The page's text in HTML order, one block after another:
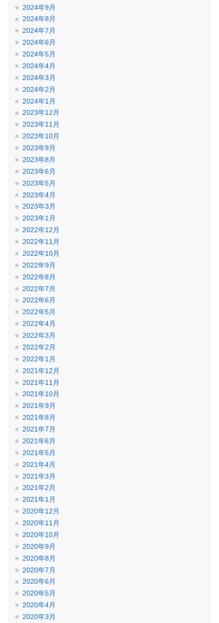
2024年9月
2024年8月
2024年7月
2024年6月
2024年5月
2024年4月
2024年3月
2024年2月
2024年1月
2023年12月
2023年11月
2023年10月
2023年9月
2023年8月
2023年6月
2023年5月
2023年4月
2023年3月
2023年1月
2022年12月
2022年11月
2022年10月
2022年9月
2022年8月
2022年7月
2022年6月
2022年5月
2022年4月
2022年3月
2022年2月
2022年1月
2021年12月
2021年11月
2021年10月
2021年9月
2021年8月
2021年7月
2021年6月
2021年5月
2021年4月
2021年3月
2021年2月
2021年1月
2020年12月
2020年11月
2020年10月
2020年9月
2020年8月
2020年7月
2020年6月
2020年5月
2020年4月
2020年3月